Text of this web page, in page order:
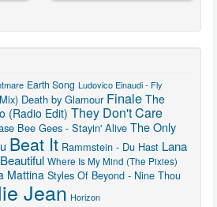
Earth Song Ludovico Einaudi - Fly
Death by Glamour Finale The
(Radio Edit) They Don't Care
Bee Gees - Stayin' Alive The Only
Beat It Rammstein - Du Hast Lana
Where Is My Mind (The Pixies)
Mattina Styles Of Beyond - Nine Thou
Jean Horizon